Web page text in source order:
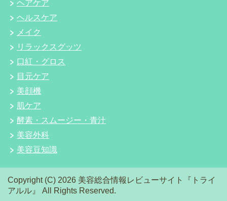
ヘアケア
ヘルスケア
メイク
リラックスグッツ
口紅・グロス
目元ケア
美顔機
肌ケア
酵素・スムージー・青汁
美容外科
美容豆知識
Copyright (C) 2026 美容総合情報レビューサイト『トライ
アルル』 All Rights Reserved.